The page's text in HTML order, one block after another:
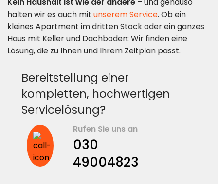
halten wir es auch mit unserem Service. Ob ein
kleines Apartment im dritten Stock oder ein ganzes
Haus mit Keller und Dachboden: Wir finden eine
Lösung, die zu Ihnen und Ihrem Zeitplan passt.
Bereitstellung einer
kompletten, hochwertigen
Servicelösung?
Rufen Sie uns an
030
49004823